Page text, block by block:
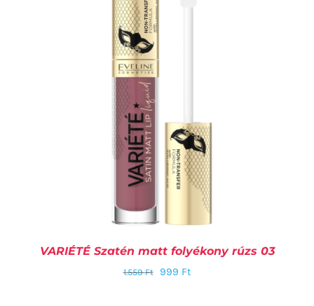
KOSÁRBA TESZEM
VARIÉTÉ Szatén matt folyékony rúzs 03
1.559Ft 999 Ft